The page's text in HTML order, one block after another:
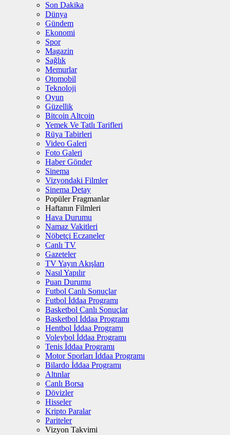
Son Dakika
Dünya
Gündem
Ekonomi
Spor
Magazin
Sağlık
Memurlar
Otomobil
Teknoloji
Oyun
Güzellik
Bitcoin Altcoin
Yemek Ve Tatlı Tarifleri
Rüya Tabirleri
Video Galeri
Foto Galeri
Haber Gönder
Sinema
Vizyondaki Filmler
Sinema Detay
Popüler Fragmanlar
Haftanın Filmleri
Hava Durumu
Namaz Vakitleri
Nöbetçi Eczaneler
Canlı TV
Gazeteler
TV Yayın Akışları
Nasıl Yapılır
Puan Durumu
Futbol Canlı Sonuçlar
Futbol İddaa Programı
Basketbol Canlı Sonuçlar
Basketbol İddaa Programı
Hentbol İddaa Programı
Voleybol İddaa Programı
Tenis İddaa Programı
Motor Sporları İddaa Programı
Bilardo İddaa Programı
Altınlar
Canlı Borsa
Dövizler
Hisseler
Kripto Paralar
Pariteler
Vizyon Takvimi